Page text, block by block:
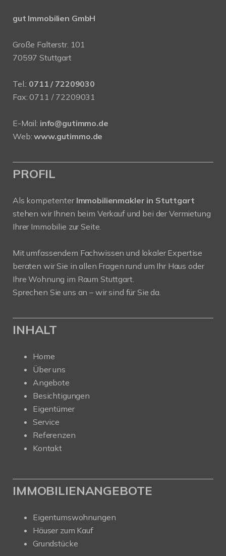
gut Immobilien GmbH
Große Falterstr. 101
70597 Stuttgart
Tel.: 0711 / 72209030
Fax: 0711 / 72209031
E-Mail: info@gutimmo.de
Web:www.gutimmo.de
PROFIL
Als kompetenter Immobilienmakler in Stuttgart
stehen wir Ihnen beim Verkauf und bei der Vermietung
Ihrer Immobilie zur Seite.
Mit umfassendem Fachwissen und lokaler Expertise
beraten wir Sie in allen Fragen rund um Ihr Haus oder
Ihre Wohnung im Raum Stuttgart.
Sprechen Sie uns an – wir sind für Sie da.
INHALT
Home
Über uns
Angebote
Besichtigungen
Eigentümer
Service
Referenzen
Kontakt
IMMOBILIENANGEBOTE
Eigentumswohnungen
Häuser zum Kauf
Grundstücke